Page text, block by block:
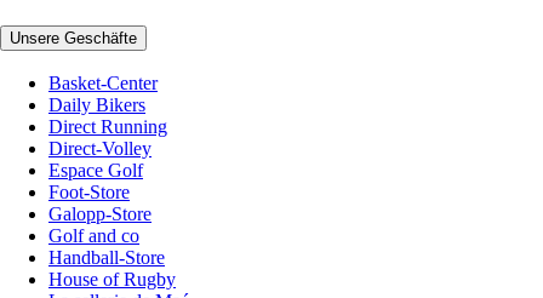
Unsere Geschäfte
Basket-Center
Daily Bikers
Direct Running
Direct-Volley
Espace Golf
Foot-Store
Galopp-Store
Golf and co
Handball-Store
House of Rugby